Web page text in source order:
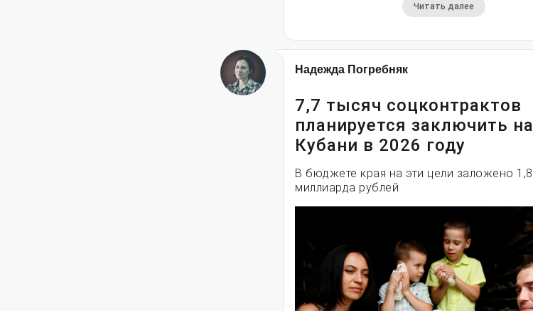
Читать далее
Надежда Погребняк
7,7 тысяч соцконтрактов
планируется заключить на
Кубани в 2026 году
В бюджете края на эти цели заложено 1,8
миллиарда рублей